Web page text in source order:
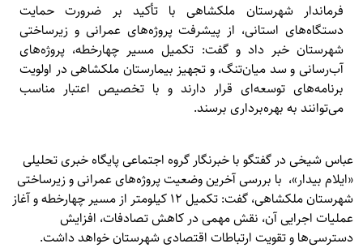
فرماندار شهرستان ملکشاهی با تأکید بر ضرورت حمایت
دستگاه‌های استانی، از پیشرفت پروژه‌های عمرانی و زیرساختی
شهرستان خبر داد و گفت: تکمیل مسیر چهارخطه، پروژه‌های
آب‌رسانی و سد میان‌تنگ، و تجهیز بیمارستان ملکشاهی در اولویت
برنامه‌های توسعه‌ای قرار دارند و با تخصیص اعتبار مناسب
می‌توانند به بهره‌برداری برسند.
عباس شیخی در گفتگو با خبرنگار گروه اجتماعی پایگاه خبری تحلیلی
«ایلام بیدار»، با بررسی آخرین وضعیت پروژه‌های عمرانی و زیرساختی
شهرستان ملکشاهی، گفت: تکمیل ۱۲ کیلومتر از مسیر چهارخطه و آغاز
عملیات اجرایی آن، نقش مهمی در کاهش تصادفات، افزایش
دسترسی‌ها و تقویت ارتباطات اقتصادی شهرستان خواهد داشت.